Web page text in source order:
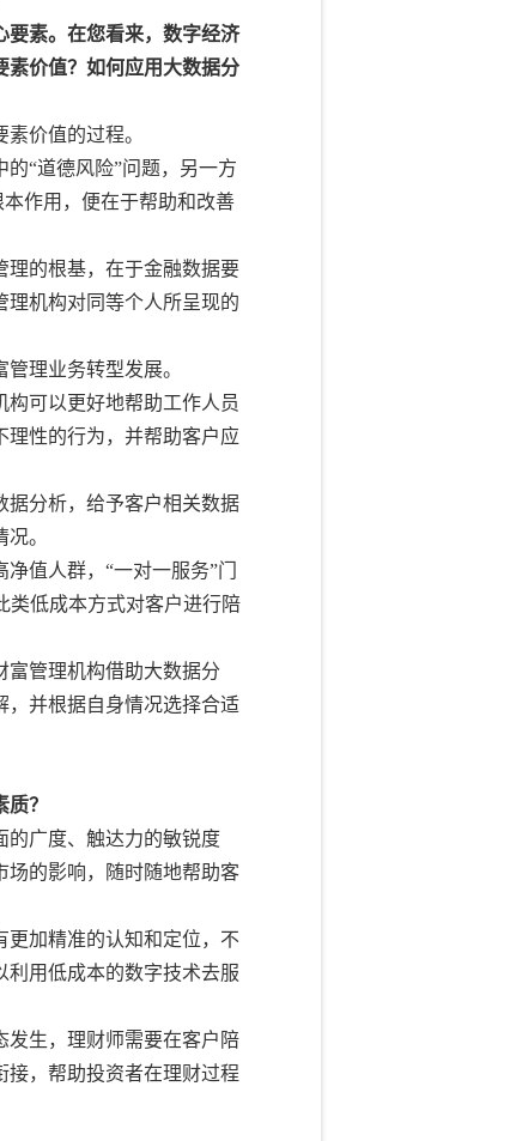
要素。在您看来，数字经济
素价值？如何应用大数据分
价值的过程。
“道德风险”问题，另一方
作用，便在于帮助和改善
理的根基，在于金融数据要
理机构对同等个人所呈现的
理业务转型发展。
可以更好地帮助工作人员
理性的行为，并帮助客户应
据分析，给予客户相关数据
。
值人群，“一对一服务”门
类低成本方式对客户进行陪
富管理机构借助大数据分
，并根据自身情况选择合适
？
的广度、触达力的敏锐度
场的影响，随时随地帮助客
更加精准的认知和定位，不
利用低成本的数字技术去服
发生，理财师需要在客户陪
接，帮助投资者在理财过程